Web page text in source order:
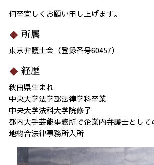
何卒宜しくお願い申し上げます。
所属
東京弁護士会（登録番号60457）
経歴
秋田県生まれ
中央大学法学部法律学科卒業
中央大学法科大学院修了
都内大手芸能事務所で企業内弁護士とし
地総合法律事務所入所